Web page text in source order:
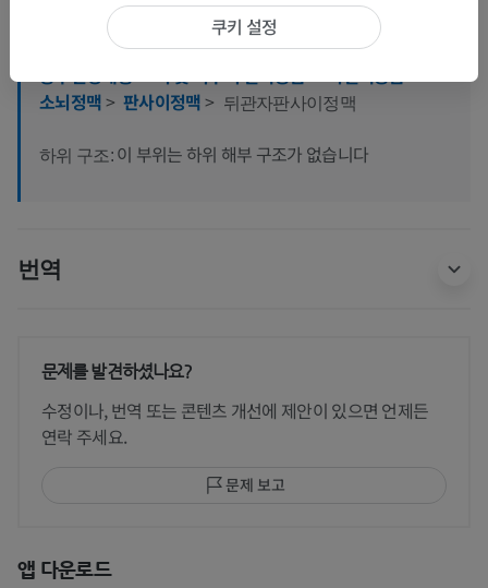
인체 신경 해부학
소뇌정맥> 판사이정맥> 뒤관자판사이정맥
하위 구조: 이 부위는 하위 해부 구조가 없습니다
번역
문제를 발견하셨나요?
수정이나, 번역 또는 콘텐츠 개선에 제안이 있으면 언제든
연락 주세요.
문제 보고
앱 다운로드
쿠키 설정